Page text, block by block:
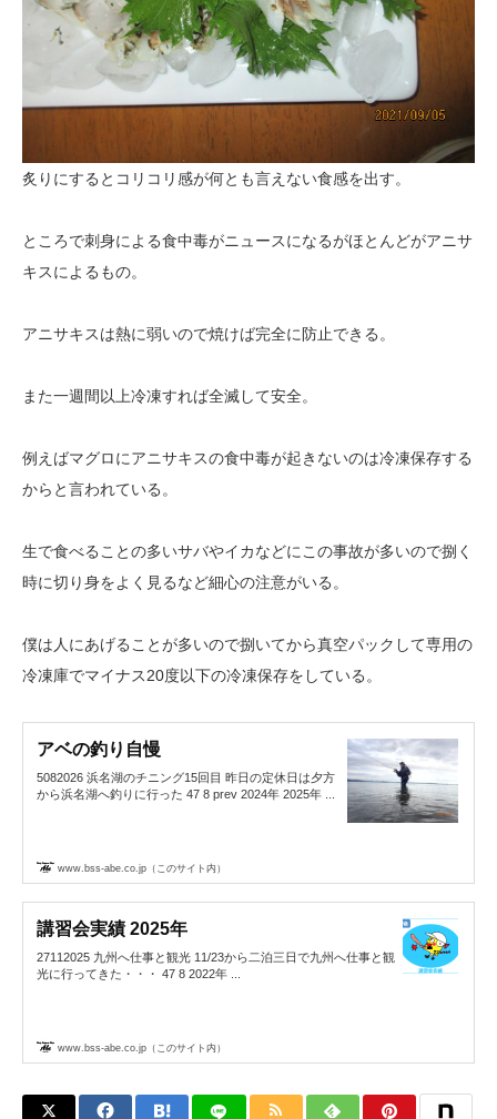
炙りにするとコリコリ感が何とも言えない食感を出す。
ところで刺身による食中毒がニュースになるがほとんどがアニサ
キスによるもの。
アニサキスは熱に弱いので焼けば完全に防止できる。
また一週間以上冷凍すれば全滅して安全。
例えばマグロにアニサキスの食中毒が起きないのは冷凍保存する
からと言われている。
生で食べることの多いサバやイカなどにこの事故が多いので捌く
時に切り身をよく見るなど細心の注意がいる。
僕は人にあげることが多いので捌いてから真空パックして専用の
冷凍庫でマイナス20度以下の冷凍保存をしている。
アベの釣り自慢
5082026 浜名湖のチニング15回目 昨日の定休日は夕方
から浜名湖へ釣りに行った 47 8 prev 2024年 2025年 ...
www.bss-abe.co.jp（このサイト内）
講習会実績 2025年
27112025 九州へ仕事と観光 11/23から二泊三日で九州へ仕事と観
光に行ってきた・・・ 47 8 2022年 ...
www.bss-abe.co.jp（このサイト内）